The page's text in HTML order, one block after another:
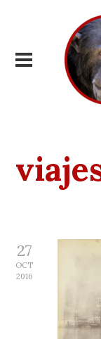
27
OCT
2016